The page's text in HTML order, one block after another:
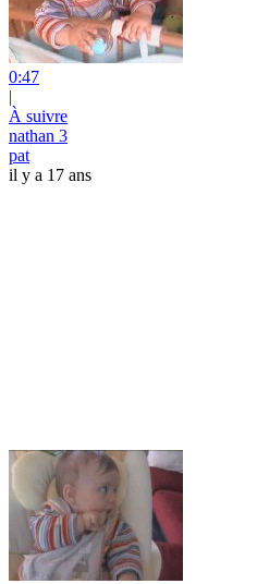
0:47
|
À suivre
nathan 3
pat
il y a 17 ans